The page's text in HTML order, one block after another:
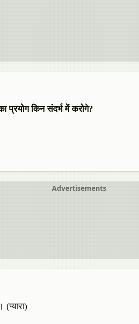
प्रयोग किन संदर्भ में करोगे?
Advertisements